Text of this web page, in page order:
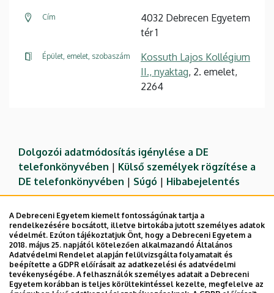
Cím
4032 Debrecen Egyetem
tér 1
Épület, emelet, szobaszám
Kossuth Lajos Kollégium
II., nyaktag, 2. emelet,
2264
Dolgozói adatmódosítás igénylése a DE
telefonkönyvében | Külső személyek rögzítése a
DE telefonkönyvében | Súgó | Hibabejelentés
A Debreceni Egyetem kiemelt fontosságúnak tartja a
rendelkezésére bocsátott, illetve birtokába jutott személyes adatok
védelmét. Ezúton tájékoztatjuk Önt, hogy a Debreceni Egyetem a
2018. május 25. napjától kötelezően alkalmazandó Általános
Adatvédelmi Rendelet alapján felülvizsgálta folyamatait és
beépítette a GDPR előírásait az adatkezelési és adatvédelmi
tevékenységébe. A felhasználók személyes adatait a Debreceni
Egyetem korábban is teljes körültekintéssel kezelte, megfelelve az